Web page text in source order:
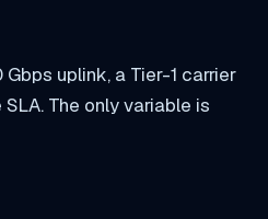
uplink, a Tier-1 carrier
The only variable is